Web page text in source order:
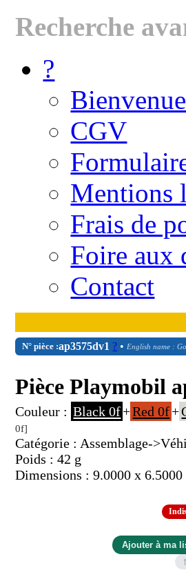
Recherche
?
CGV
Mentions
Frais de
Foire aux
Contact
N° pièce :ap3575dv1 ? •English name :
Pièce Playmobil
Couleur : Black 0f+Red 0f+
0f]
Catégorie : Assemblage-
Poids : 42 g
Dimensions : 9.0000 x